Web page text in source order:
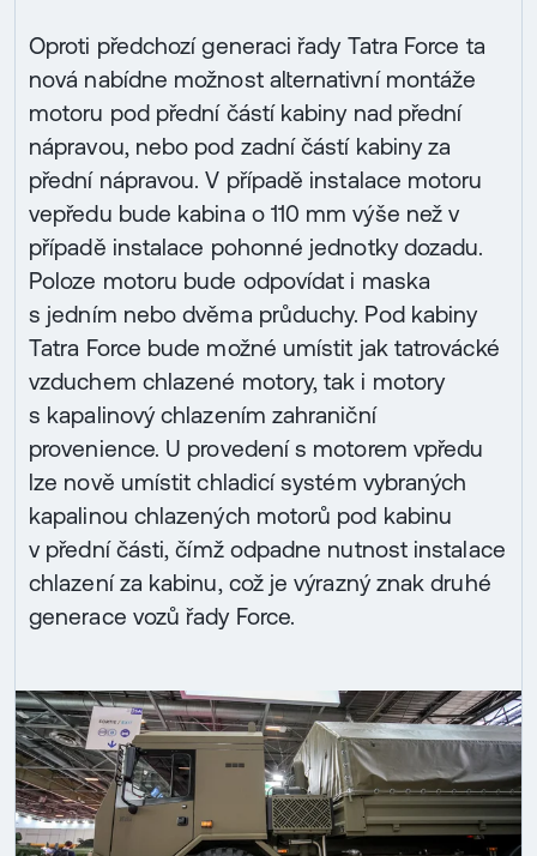
Oproti předchozí generaci řady Tatra Force ta
nová nabídne možnost alternativní montáže
motoru pod přední částí kabiny nad přední
nápravou, nebo pod zadní částí kabiny za
přední nápravou. V případě instalace motoru
vepředu bude kabina o 110 mm výše než v
případě instalace pohonné jednotky dozadu.
Poloze motoru bude odpovídat i maska
s jedním nebo dvěma průduchy. Pod kabiny
Tatra Force bude možné umístit jak tatrovácké
vzduchem chlazené motory, tak i motory
s kapalinový chlazením zahraniční
provenience. U provedení s motorem vpředu
lze nově umístit chladicí systém vybraných
kapalinou chlazených motorů pod kabinu
v přední části, čímž odpadne nutnost instalace
chlazení za kabinu, což je výrazný znak druhé
generace vozů řady Force.